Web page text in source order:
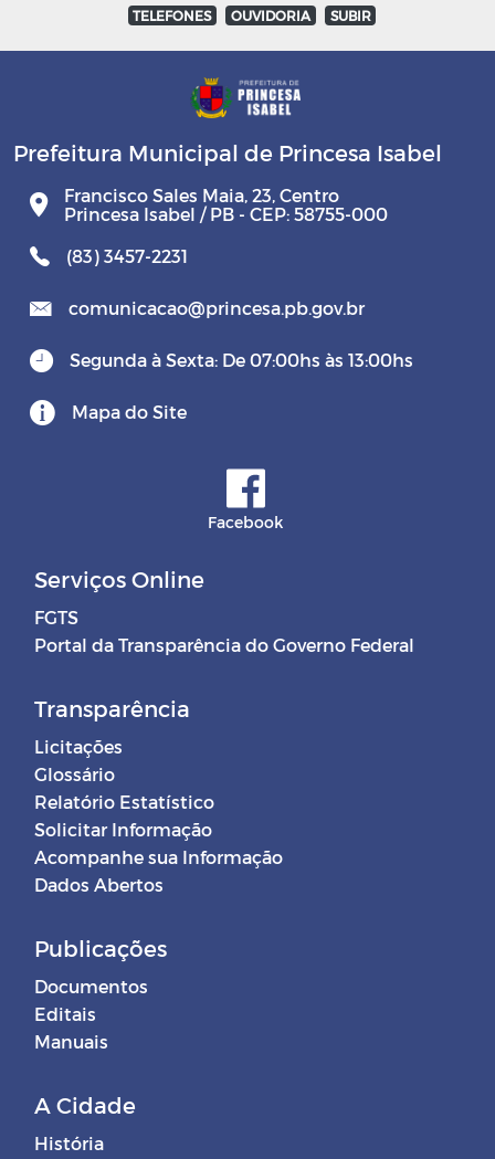
TELEFONES OUVIDORIA SUBIR
Prefeitura Municipal de Princesa Isabel
Francisco Sales Maia, 23, Centro
Princesa Isabel / PB - CEP: 58755-000
(83) 3457-2231
comunicacao@princesa.pb.gov.br
Segunda à Sexta: De 07:00hs às 13:00hs
Mapa do Site
Facebook
Serviços Online
FGTS
Portal da Transparência do Governo Federal
Transparência
Licitações
Glossário
Relatório Estatístico
Solicitar Informação
Acompanhe sua Informação
Dados Abertos
Publicações
Documentos
Editais
Manuais
A Cidade
História